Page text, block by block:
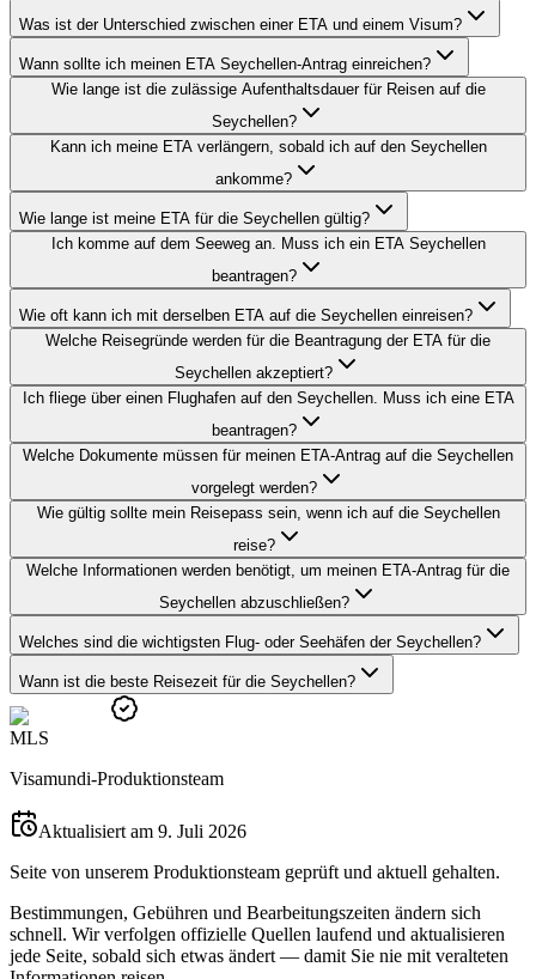
Was ist der Unterschied zwischen einer ETA und einem Visum?
Wann sollte ich meinen ETA Seychellen-Antrag einreichen?
Wie lange ist die zulässige Aufenthaltsdauer für Reisen auf die
Seychellen?
Kann ich meine ETA verlängern, sobald ich auf den Seychellen
ankomme?
Wie lange ist meine ETA für die Seychellen gültig?
Ich komme auf dem Seeweg an. Muss ich ein ETA Seychellen
beantragen?
Wie oft kann ich mit derselben ETA auf die Seychellen einreisen?
Welche Reisegründe werden für die Beantragung der ETA für die
Seychellen akzeptiert?
Ich fliege über einen Flughafen auf den Seychellen. Muss ich eine ETA
beantragen?
Welche Dokumente müssen für meinen ETA-Antrag auf die Seychellen
vorgelegt werden?
Wie gültig sollte mein Reisepass sein, wenn ich auf die Seychellen
reise?
Welche Informationen werden benötigt, um meinen ETA-Antrag für die
Seychellen abzuschließen?
Welches sind die wichtigsten Flug- oder Seehäfen der Seychellen?
Wann ist die beste Reisezeit für die Seychellen?
MLS
Visamundi-Produktionsteam
Aktualisiert am 9. Juli 2026
Seite von unserem Produktionsteam geprüft und aktuell gehalten.
Bestimmungen, Gebühren und Bearbeitungszeiten ändern sich
schnell. Wir verfolgen offizielle Quellen laufend und aktualisieren
jede Seite, sobald sich etwas ändert — damit Sie nie mit veralteten